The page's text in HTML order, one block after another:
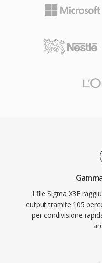
I file Sigma X3F
output tramite 105
per condivisione